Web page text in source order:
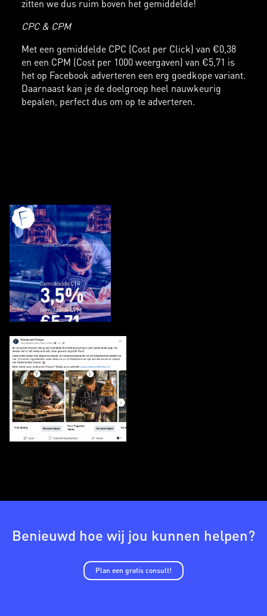
zitten we dus ruim boven het gemiddelde!
CPC & CPM
Met een gemiddelde CPC (Cost per Click) van €0,38
en een CPM (Cost per 1000 weergaven) van €5,71 is
het op Facebook adverteren een erg goedkope variant.
Daarnaast kan je de doelgroep heel nauwkeurig
bepalen, perfect dus om op te adverteren.
Benieuwd hoe wij jou kunnen helpen?
Plan een gratis consult!